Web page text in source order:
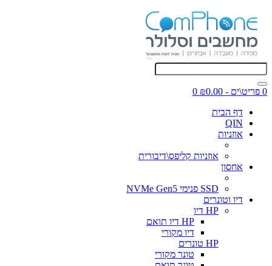
0 פריט\ים - ₪0.00
0
דף הבית
QIN
אוזניות
אוזניות קליפס\דיבורית
אחסון
SSD פנימי NVMe Gen5
דיו וטונרים
HP דיו
HP דיו תואם
דיו מקורי
HP טונרים
טונר מקורי